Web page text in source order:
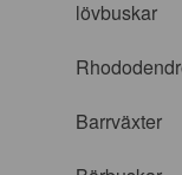
lövbuskar
Barrväxter